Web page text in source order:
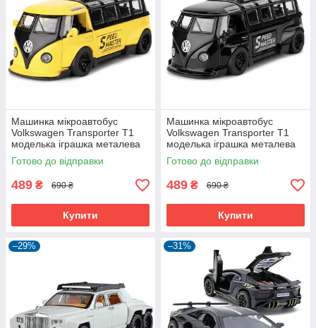
Машинка мікроавтобус
Volkswagen Transporter T1
моделька іграшка металева
17 см Жовтий (60827)
Готово до відправки
489 ₴ 690 ₴
Купити
Машинка мікроавтобус
Volkswagen Transporter T1
моделька іграшка металева
17 см Чорний (60828)
Готово до відправки
489 ₴ 690 ₴
Купити
–29% –31%